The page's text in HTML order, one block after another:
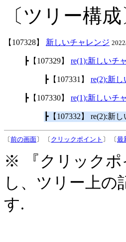
〔ツリー構成
【107328】 新しいチャレンジ
┣【107329】 re(1):新しいチ
┣【107331】 re(2):新
┣【107330】 re(1):新しいチ
┣【107332】 re(2):新
〔前の画面〕 〔 クリックポイント 〕 〔最
※ 『クリックポ
し、ツリー上
す.